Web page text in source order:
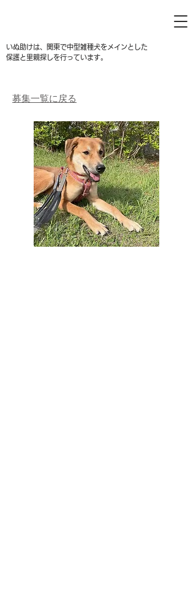
いぬ助けは、関東で中型雑種犬をメインとした
保護と里親探しを行っています。
募集一覧に戻る